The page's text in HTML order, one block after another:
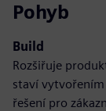
Pohyb
Build
Rozšiřuje
staví
řešení pro